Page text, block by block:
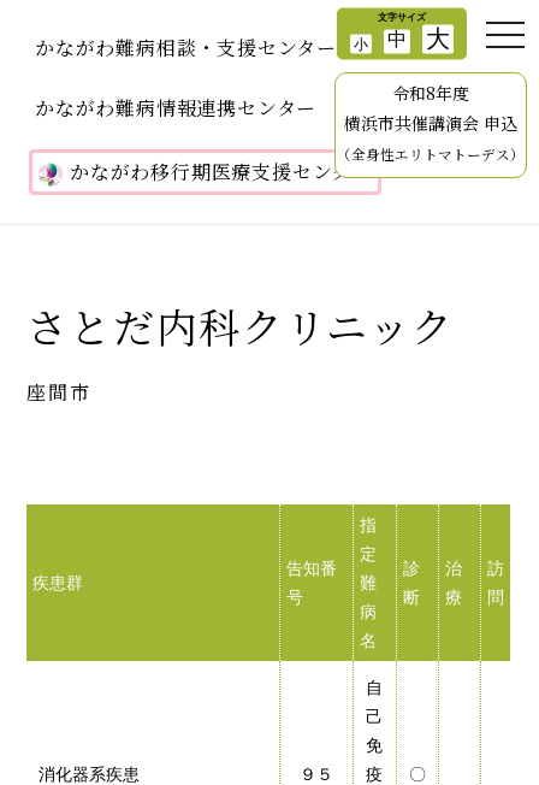
かながわ難病相談・支援センター
かながわ難病情報連携センター
かながわ移行期医療支援センター
令和8年度
横浜市共催講演会 申込
（全身性エリトマトーデス）
さとだ内科クリニック
座間市
疾患群
告知番
号
指
定
難
病
名
診
断
治
療
訪
問
消化器系疾患 ９５
自
己
免
疫
〇